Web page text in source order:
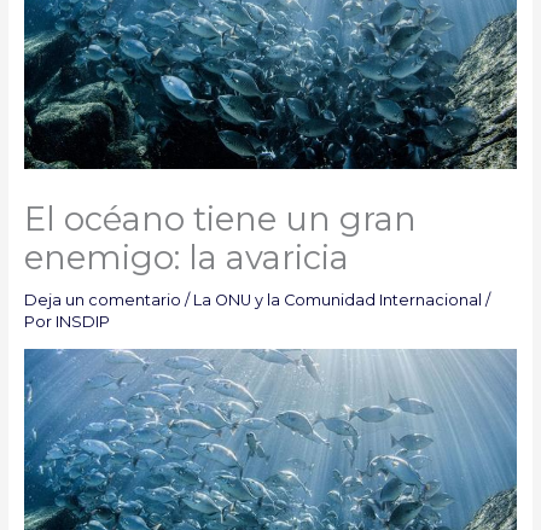
El océano tiene un gran
enemigo: la avaricia
Deja un comentario / La ONU y la Comunidad Internacional /
Por INSDIP